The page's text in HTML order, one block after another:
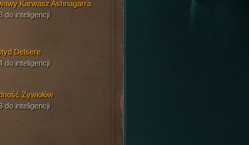
Karwasz Ashnagarra
do inteligencji
Delsere
do inteligencji
Żywiołów
do inteligencji